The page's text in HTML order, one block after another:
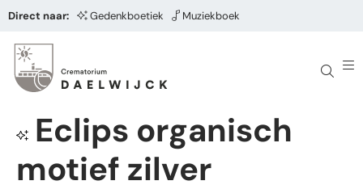
Direct naar: Gedenkboetiek Muziekboek
Eclips organisch
motief zilver